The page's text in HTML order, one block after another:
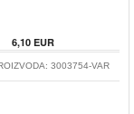
6,10EUR
3003754-VAR